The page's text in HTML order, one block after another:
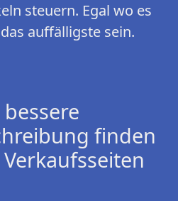
steuern. Egal wo es
auffälligste sein.
bessere
finden